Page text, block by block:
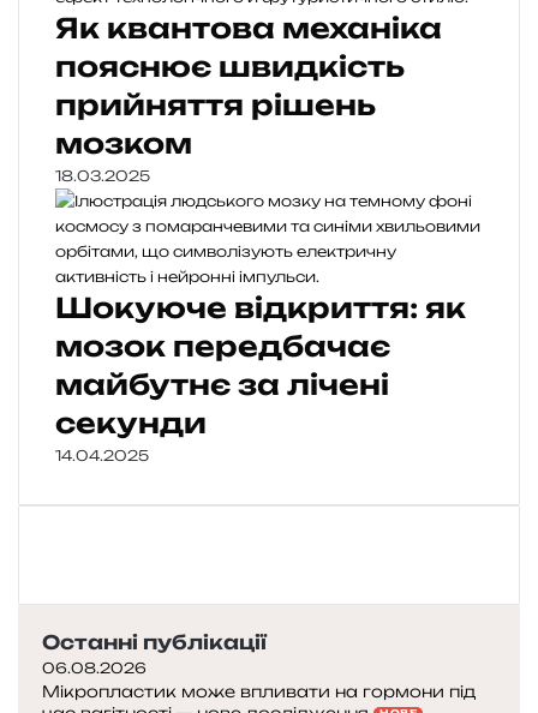
Як квантова механіка
пояснює швидкість
прийняття рішень
мозком
18.03.2025
Шокуюче відкриття: як
мозок передбачає
майбутнє за лічені
секунди
14.04.2025
Останні публікації
06.08.2026
Мікропластик може впливати на гормони під